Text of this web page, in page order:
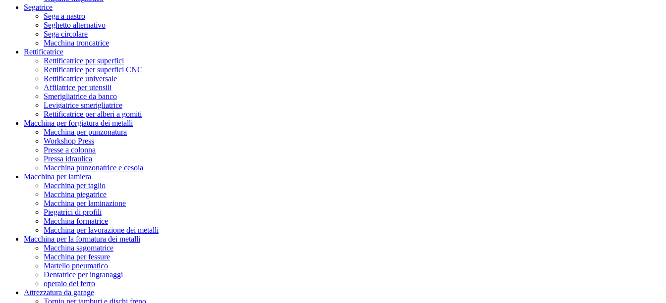
Segatrice
Sega a nastro
Seghetto alternativo
Sega circolare
Macchina troncatrice
Rettificatrice
Rettificatrice per superfici
Rettificatrice per superfici CNC
Rettificatrice universale
Affilatrice per utensili
Smerigliatrice da banco
Levigatrice smerigliatrice
Rettificatrice per alberi a gomiti
Macchina per forgiatura dei metalli
Macchina per punzonatura
Workshop Press
Presse a colonna
Pressa idraulica
Macchina punzonatrice e cesoia
Macchina per lamiera
Macchina per taglio
Macchina piegatrice
Macchina per laminazione
Piegatrici di profili
Macchina formatrice
Macchina per lavorazione dei metalli
Macchina per la formatura dei metalli
Macchina sagomatrice
Macchina per fessure
Martello pneumatico
Dentatrice per ingranaggi
operaio del ferro
Attrezzatura da garage
Tornio per tamburi e dischi freno